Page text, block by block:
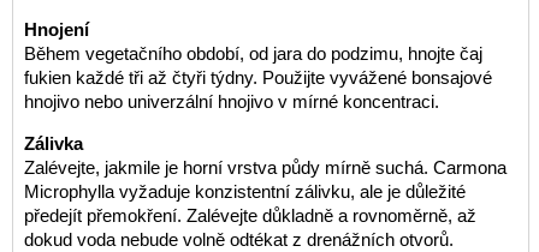
Hnojení
Během vegetačního období, od jara do podzimu, hnojte čaj
fukien každé tři až čtyři týdny. Použijte vyvážené bonsajové
hnojivo nebo univerzální hnojivo v mírné koncentraci.
Zálivka
Zalévejte, jakmile je horní vrstva půdy mírně suchá. Carmona
Microphylla vyžaduje konzistentní zálivku, ale je důležité
předejít přemokření. Zalévejte důkladně a rovnoměrně, až
dokud voda nebude volně odtékat z drenážních otvorů.